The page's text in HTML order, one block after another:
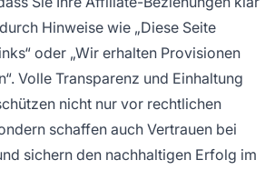
Hinweise wie „Diese Seite
oder „Wir erhalten Provisionen
Volle Transparenz und Einhaltung
nicht nur vor rechtlichen
schaffen auch Vertrauen bei
sichern den nachhaltigen Erfolg im